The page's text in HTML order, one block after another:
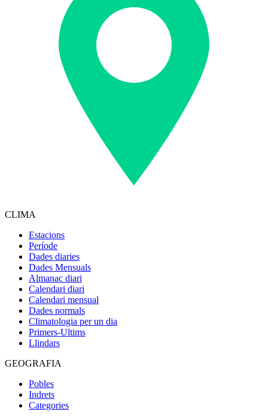
CLIMA
Estacions
Període
Dades diaries
Dades Mensuals
Almanac diari
Calendari diari
Calendari mensual
Dades normals
Climatologia per un dia
Primers-Ultims
Llindars
GEOGRAFIA
Pobles
Indrets
Categories